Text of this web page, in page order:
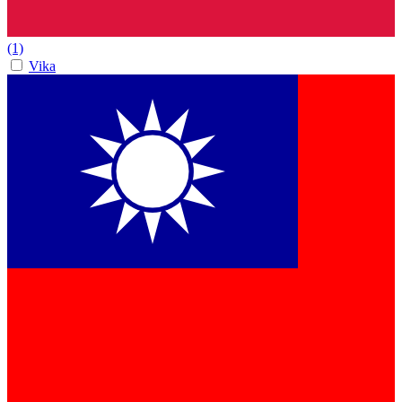
(1)
Vika